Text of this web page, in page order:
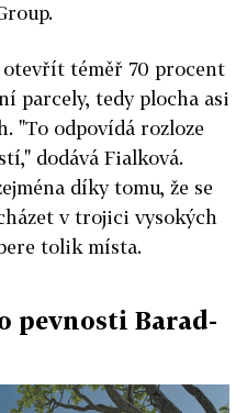
téměř 70 procent
parcely, tedy plocha asi
"To odpovídá rozloze
dodává Fialková.
díky tomu, že se
v trojici vysokých
tolik místa.
pevnosti Barad-